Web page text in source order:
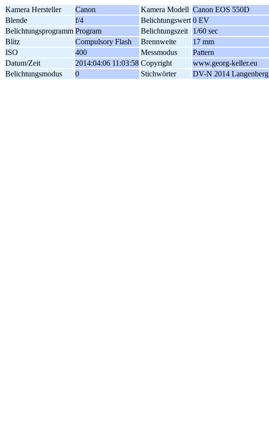
Kamera Hersteller Canon Kamera Modell Canon EOS 550D
Blende
f/4 Belichtungswert 0 EV
Belichtungsprogramm Program Belichtungszeit
1/60 sec
Blitz
Compulsory Flash Brennweite
17 mm
ISO
400 Messmodus
Pattern
Datum/Zeit
2014:04:06 11:03:58 Copyright
www.georg-keller.eu
Belichtungsmodus
0 Stichwörter DV-N 2014 Langenberg